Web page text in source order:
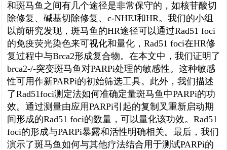
和斑马鱼之间有几个途径是非常保守的，如核苷酸切
除修复、碱基切除修复、c-NHEJ和HR。我们的小组
以前研究发现，斑马鱼的HR途径可以通过Rad51 foci
的免疫荧光染色来可视化和量化，Rad51 foci在HR修
复过程中与Brca2形成复合物。在本文中，我们证明了
brca2-/-突变斑马鱼对PARPi处理的敏感性。这种敏感
性可用作新PARPi的初始筛选工具。此外，我们描述
了Rad51foci测定法如何准确定量斑马鱼中PARPi的功
效。通过测量由应用PARPi引起的复制叉重新启动期
间形成的Rad51 foci的数量，可以量化该功效。Rad51
foci的形成与PARPi暴露和活性明确相关。最后，我们
演示了斑马鱼如何与其他疗法结合用于测试PARPi的